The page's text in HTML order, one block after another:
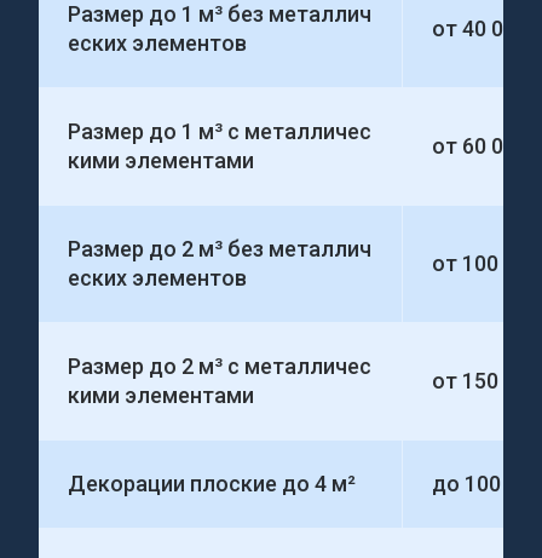
Размер до 1 м³ без металлич
еских элементов
от 40 000
Размер до 1 м³ с металличес
кими элементами
от 60 000
Размер до 2 м³ без металлич
еских элементов
от 100
Размер до 2 м³ с металличес
кими элементами
от 150
Декорации плоские до 4 м² до 100